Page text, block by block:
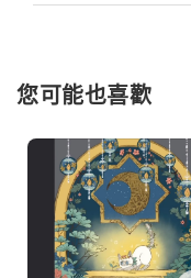
您可能也喜歡